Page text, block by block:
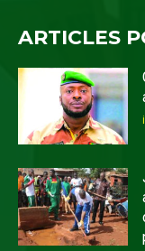
ARTICLES